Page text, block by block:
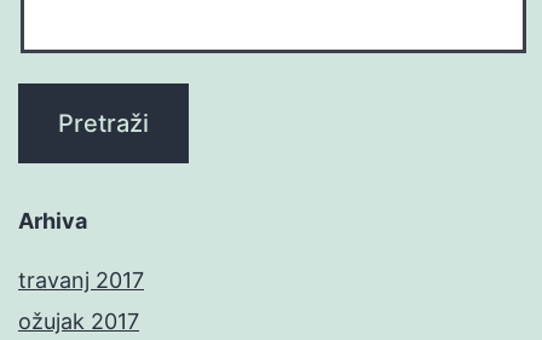
Arhiva
travanj 2017
ožujak 2017